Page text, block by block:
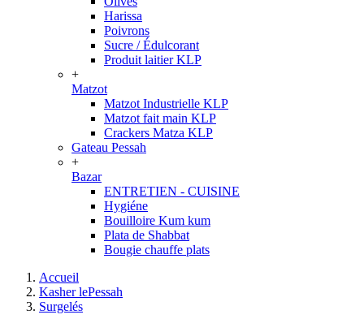
Harissa
Poivrons
Sucre / Édulcorant
Produit laitier KLP
+
Matzot
Matzot Industrielle KLP
Matzot fait main KLP
Crackers Matza KLP
Gateau Pessah
+
Bazar
ENTRETIEN - CUISINE
Hygiéne
Bouilloire Kum kum
Plata de Shabbat
Bougie chauffe plats
Accueil
Kasher lePessah
Surgelés